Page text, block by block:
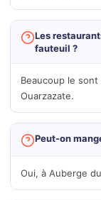
Les
fauteuil ?
Beaucoup le sont
Ouarzazate.
Peut-on
Oui, à Auberge